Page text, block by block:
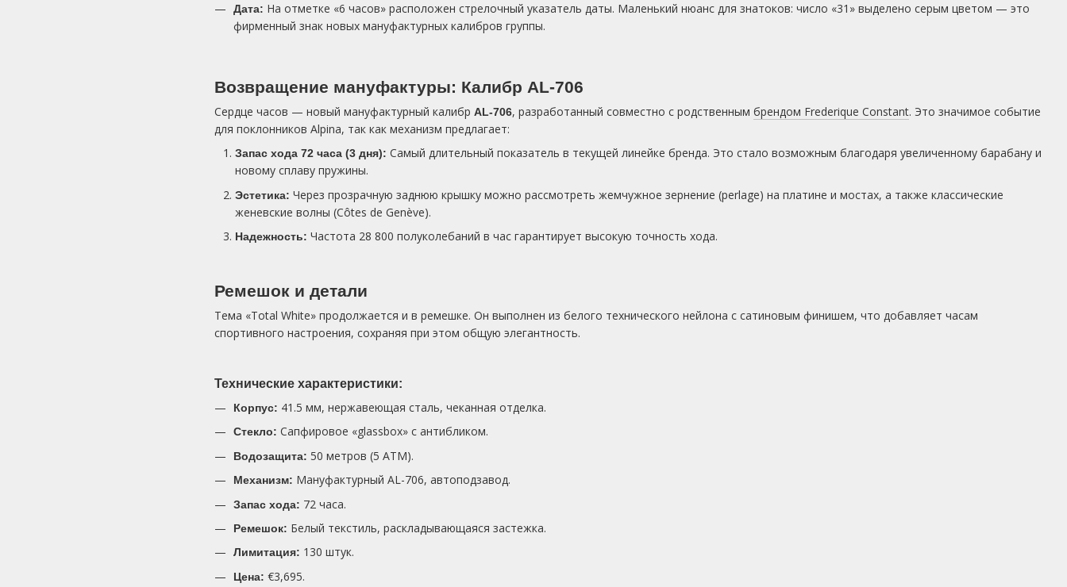
Дата: На отметке «6 часов» расположен стрелочный указатель даты. Маленький нюанс для знатоков: число «31» выделено серым цветом — это
фирменный знак новых мануфактурных калибров группы.
Возвращение мануфактуры: Калибр AL-706
Сердце часов — новый мануфактурный калибр AL-706, разработанный совместно с родственным брендом Frederique Constant. Это значимое событие
для поклонников Alpina, так как механизм предлагает:
Запас хода 72 часа (3 дня): Самый длительный показатель в текущей линейке бренда. Это стало возможным благодаря увеличенному барабану и
новому сплаву пружины.
Эстетика: Через прозрачную заднюю крышку можно рассмотреть жемчужное зернение (perlage) на платине и мостах, а также классические
женевские волны (Côtes de Genève).
Надежность: Частота 28 800 полуколебаний в час гарантирует высокую точность хода.
Ремешок и детали
Тема «Total White» продолжается и в ремешке. Он выполнен из белого технического нейлона с сатиновым финишем, что добавляет часам
спортивного настроения, сохраняя при этом общую элегантность.
Технические характеристики:
Корпус: 41.5 мм, нержавеющая сталь, чеканная отделка.
Стекло: Сапфировое «glassbox» с антибликом.
Водозащита: 50 метров (5 АТМ).
Механизм: Мануфактурный AL-706, автоподзавод.
Запас хода: 72 часа.
Ремешок: Белый текстиль, раскладывающаяся застежка.
Лимитация: 130 штук.
Цена: €3,695.